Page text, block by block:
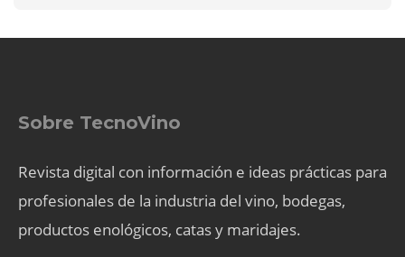
Sobre TecnoVino
Revista digital con información e ideas prácticas para
profesionales de la industria del vino, bodegas,
productos enológicos, catas y maridajes.